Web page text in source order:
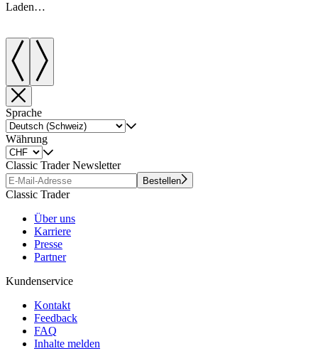
Laden…
Sprache
Währung
Classic Trader Newsletter
Bestellen
Classic Trader
Über uns
Karriere
Presse
Partner
Kundenservice
Kontakt
Feedback
FAQ
Inhalte melden